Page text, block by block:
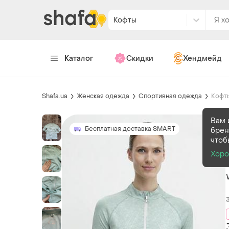
Кофты
Каталог Скидки Хендмейд
Shafa.ua Женская одежда Спортивная одежда
Бесплатная доставка SMART
Вам